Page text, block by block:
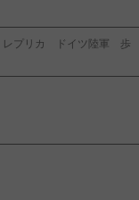
レプリカ ドイツ陸軍 歩